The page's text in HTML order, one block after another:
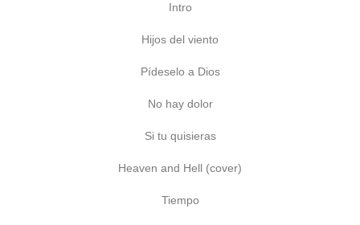
Intro
Hijos del viento
Pídeselo a Dios
No hay dolor
Si tu quisieras
Heaven and Hell (cover)
Tiempo